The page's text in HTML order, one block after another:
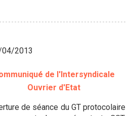
2013
de l'Intersyndicale
Ouvrier d'Etat
de séance du GT protocolaire